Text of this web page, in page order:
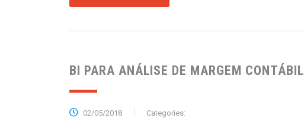
BI PARA ANÁLISE DE MARGEM CONTÁBIL
02/05/2018 Categories: